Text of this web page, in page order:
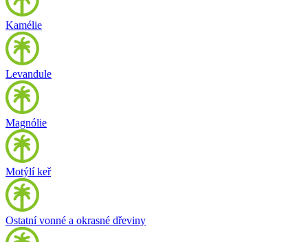
Kamélie
Levandule
Magnólie
Motýlí keř
Ostatní vonné a okrasné dřeviny